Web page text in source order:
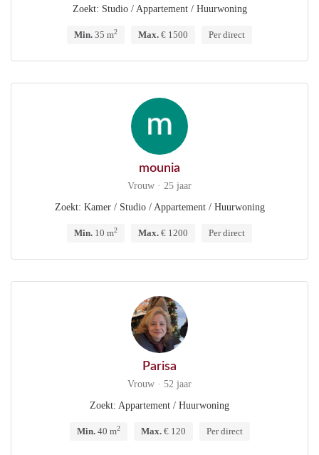
Zoekt: Studio / Appartement / Huurwoning
Min. 35 m2 Max. € 1500 Per direct
mounia
Vrouw · 25 jaar
Zoekt: Kamer / Studio / Appartement / Huurwoning
Min. 10 m2 Max. € 1200 Per direct
Parisa
Vrouw · 52 jaar
Zoekt: Appartement / Huurwoning
Min.40 m2 Max.€ 120 Per direct